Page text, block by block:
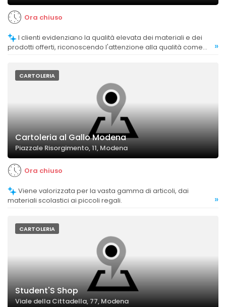
Ora chiuso
prodotti offerti, riconoscendo l'attenzione alla qualità come
»
CARTOLERIA
Cartoleria al Gallo Modena
Piazzale Risorgimento, 11, Modena
Ora chiuso
materiali scolastici ai piccoli regali.
»
CARTOLERIA
Student'S Shop
Viale della Cittadella, 77, Modena